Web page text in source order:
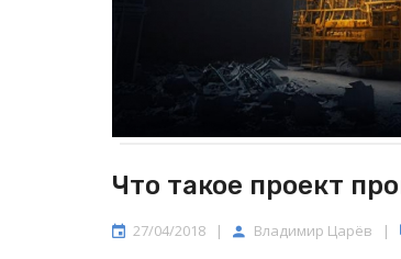
Что такое проект
27/04/2018 | Владимир Царёв |